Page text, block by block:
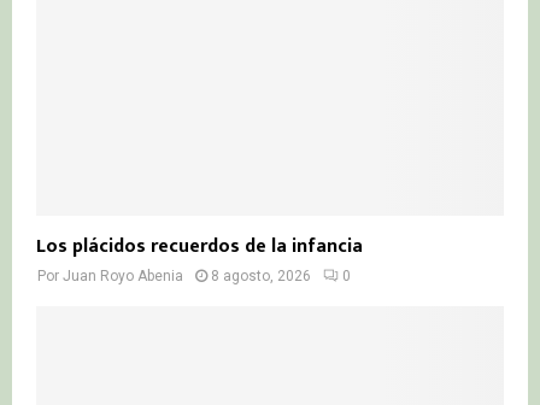
Los plácidos recuerdos de la infancia
Por Juan Royo Abenia 8 agosto, 2026 0